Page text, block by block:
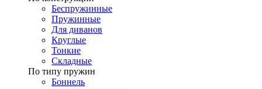
Беспружинные
Пружинные
Для диванов
Круглые
Тонкие
Складные
По типу пружин
Боннель